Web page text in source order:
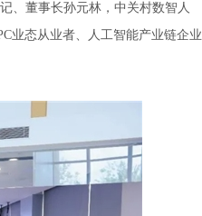
、董事长孙元林，中关村数智人
业态从业者、人工智能产业链企业